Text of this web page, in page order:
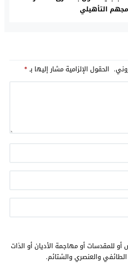
التأهيلي
الحقول الإلزامية مشار إليها بـ*
أو للمقدسات أو مهاجمة الأديان أو الذات
الطائفي والعنصري والشتائم.